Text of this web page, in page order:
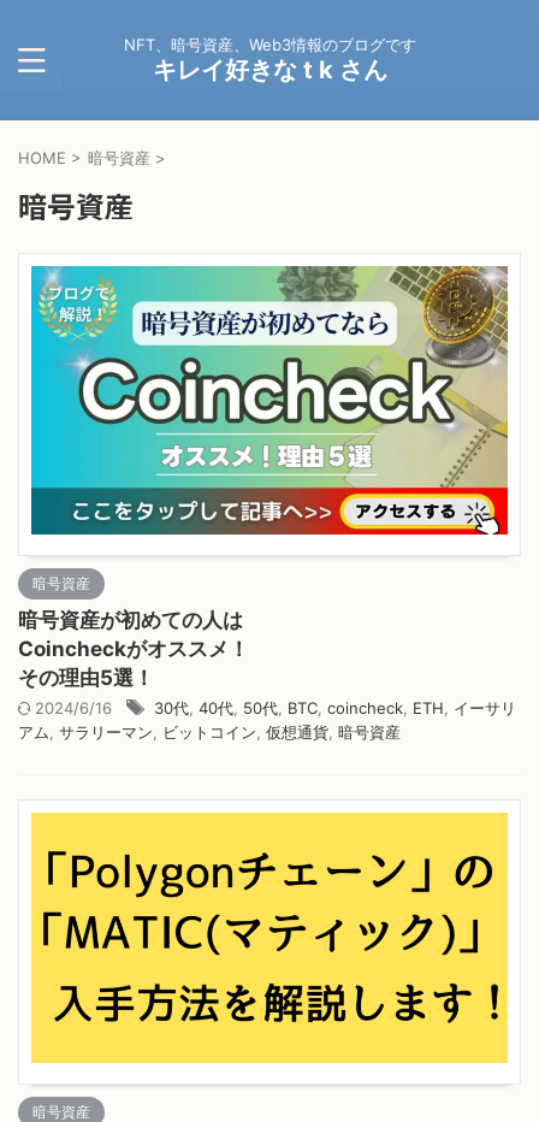
NFT、暗号資産、Web3情報のブログです
キレイ好きな t k さん
HOME > 暗号資産 >
暗号資産
暗号資産
暗号資産が初めての人は
Coincheckがオススメ！
その理由5選！
2024/6/16 30代 40代 50代 BTC coincheck ETH
イーサリ
アム サラリーマン ビットコイン 仮想通貨 暗号資産
暗号資産